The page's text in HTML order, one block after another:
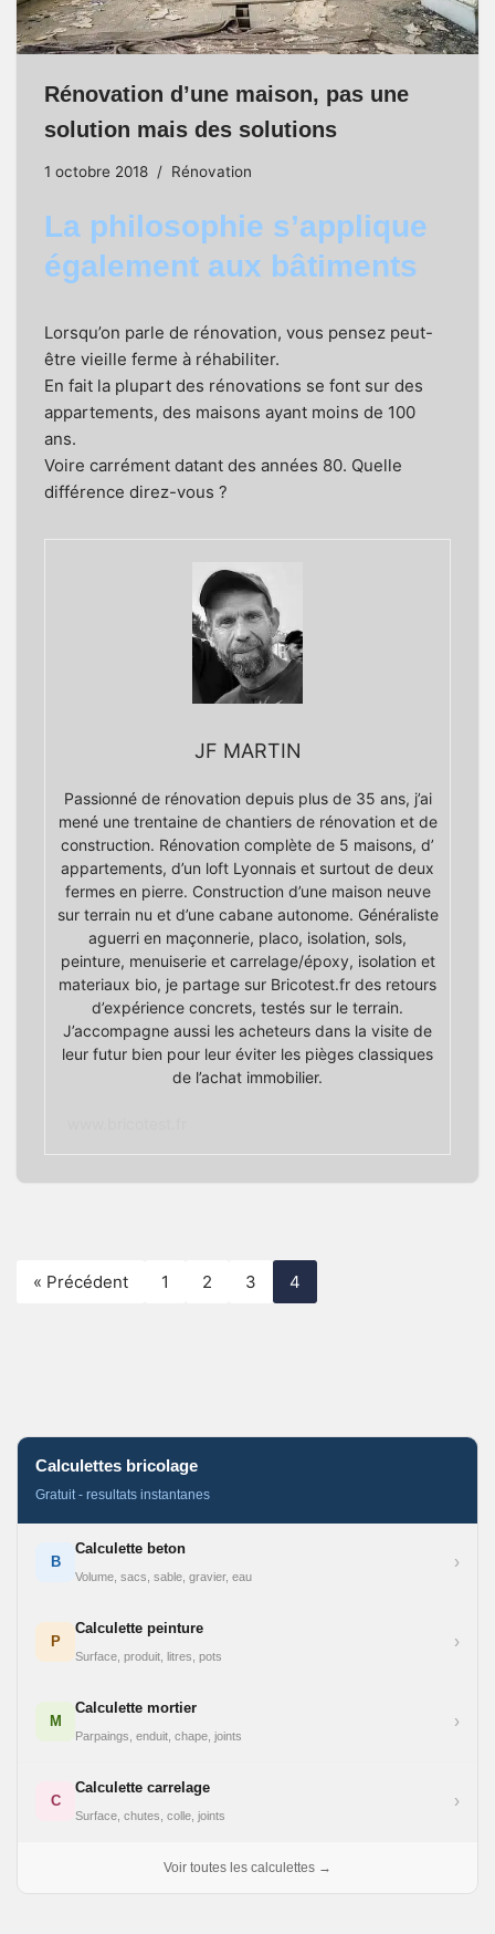
Rénovation d’une maison, pas une
solution mais des solutions
1 octobre 2018 Rénovation
La philosophie s’applique
également aux bâtiments
Lorsqu’on parle de rénovation, vous pensez peut-
être vieille ferme à réhabiliter.
En fait la plupart des rénovations se font sur des
appartements, des maisons ayant moins de 100
ans.
Voire carrément datant des années 80. Quelle
différence direz-vous ?
JF MARTIN
Passionné de rénovation depuis plus de 35 ans, j’ai
mené une trentaine de chantiers de rénovation et de
construction. Rénovation complète de 5 maisons, d’
appartements, d’un loft Lyonnais et surtout de deux
fermes en pierre. Construction d’une maison neuve
sur terrain nu et d’une cabane autonome. Généraliste
aguerri en maçonnerie, placo, isolation, sols,
peinture, menuiserie et carrelage/époxy, isolation et
materiaux bio, je partage sur Bricotest.fr des retours
d’expérience concrets, testés sur le terrain.
J’accompagne aussi les acheteurs dans la visite de
leur futur bien pour leur éviter les pièges classiques
de l’achat immobilier.
« Précédent 1 2 3 4
Calculettes bricolage
Gratuit - resultats instantanes
B
Calculette beton
Volume, sacs, sable, gravier, eau
›
P
Calculette peinture
Surface, produit, litres, pots
›
M
Calculette mortier
Parpaings, enduit, chape, joints
›
C
Calculette carrelage
Surface, chutes, colle, joints
›
Voir toutes les calculettes →